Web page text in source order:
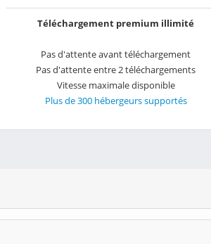
Téléchargement premium illimité
Pas d'attente avant téléchargement
Pas d'attente entre 2 téléchargements
Vitesse maximale disponible
Plus de 300 hébergeurs supportés